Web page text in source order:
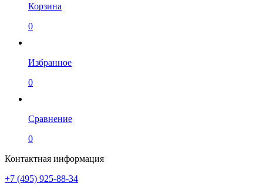
Корзина
0
Избранное
0
Сравнение
0
Контактная информация
+7 (495) 925-88-34